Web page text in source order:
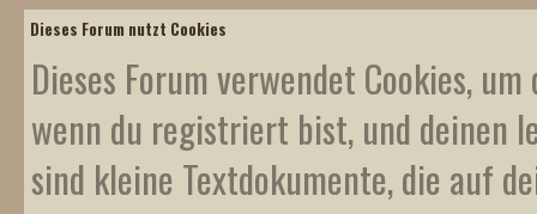
Dieses Forum nutzt Cookies
Dieses Forum verwendet Cookies,
wenn du registriert bist, und deinen
sind kleine Textdokumente, die auf